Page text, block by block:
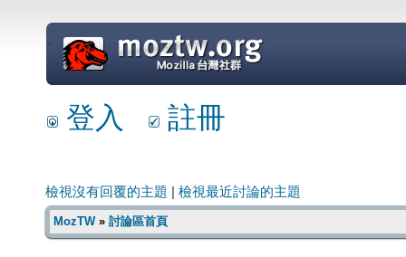
=
登入 註冊
檢視沒有回覆的主題 檢視最近討論的主題
MozTW» 討論區首頁